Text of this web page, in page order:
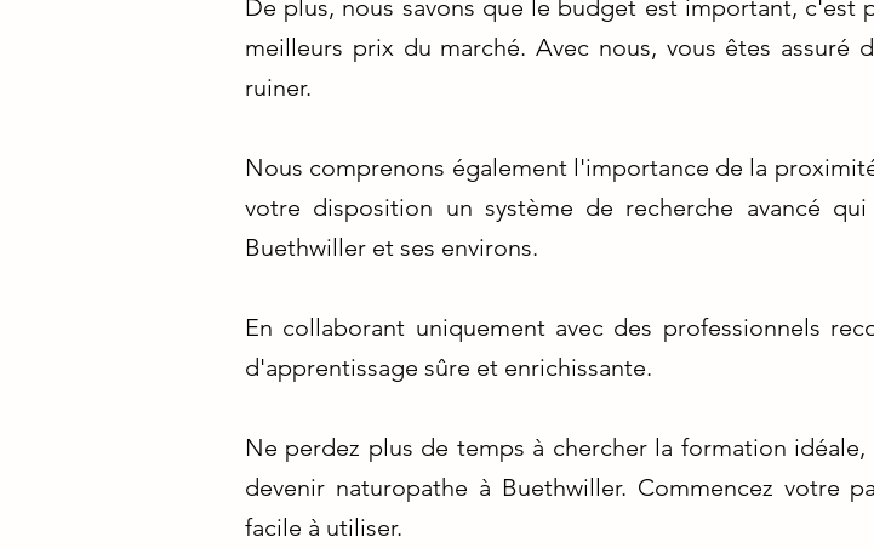
De plus, nous savons que le budget est important, c'est
meilleurs prix du marché. Avec nous, vous êtes assuré
ruiner.
Nous comprenons également l'importance de la
votre disposition un système de recherche avancé
Buethwiller et ses environs.
En collaborant uniquement avec des professionnels
d'apprentissage sûre et enrichissante.
Ne perdez plus de temps à chercher la formation
devenir naturopathe à Buethwiller. Commencez votre
facile à utiliser.